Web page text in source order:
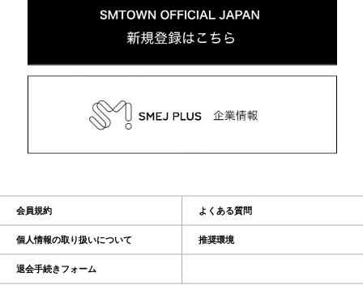
会員規約 よくある質問
個人情報の取り扱いについて 推奨環境
退会手続きフォーム